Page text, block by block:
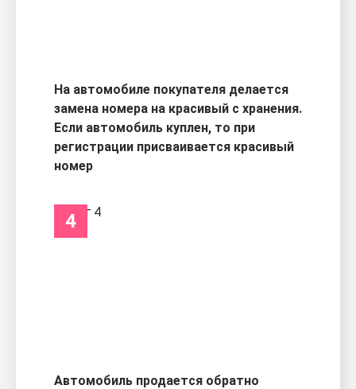
На автомобиле покупателя делается
замена номера на красивый с хранения.
Если автомобиль куплен, то при
регистрации присваивается красивый
номер
4
Автомобиль продается обратно